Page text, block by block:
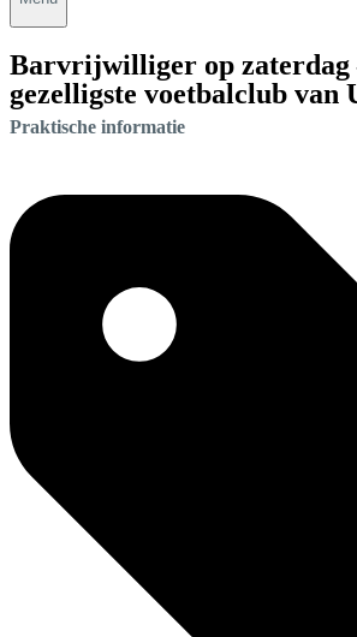
Barvrijwilliger op zaterdag
gezelligste voetbalclub van
Praktische informatie